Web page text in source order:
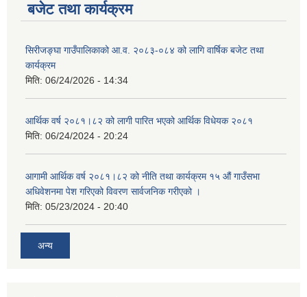
बजेट तथा कार्यक्रम
सिरीजङ्घा गाउँपालिकाको आ.व. २०८३-०८४ को लागि वार्षिक बजेट तथा
कार्यक्रम
मिति: 06/24/2026 - 14:34
आर्थिक वर्ष २०८१।८२ को लागी पारित भएको आर्थिक विधेयक २०८१
मिति: 06/24/2024 - 20:24
आगामी आर्थिक वर्ष २०८१।८२ को नीति तथा कार्यक्रम १५ औं गाउँसभा
अधिवेशनमा पेश गरिएको विवरण सार्वजनिक गरीएको ।
मिति: 05/23/2024 - 20:40
अन्य